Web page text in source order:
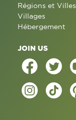
Régions et Villes
Villages
Hébergement
JOIN US